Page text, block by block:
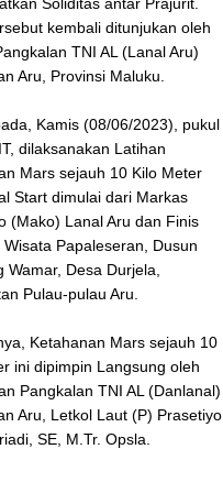
kembali ditunjukan oleh
TNI AL (Lanal Aru)
Aru, Provinsi Maluku.
Kamis (08/06/2023), pukul
dilaksanakan Latihan
Mars sejauh 10 Kilo Meter
Start dimulai dari Markas
(Mako) Lanal Aru dan Finis
Papaleseran, Dusun
Wamar, Desa Durjela,
Pulau-pulau Aru.
Ketahanan Mars sejauh 10
ini dipimpin Langsung oleh
Pangkalan TNI AL (Danlanal)
Aru, Letkol Laut (P) Prasetiyo
SE, M.Tr. Opsla.